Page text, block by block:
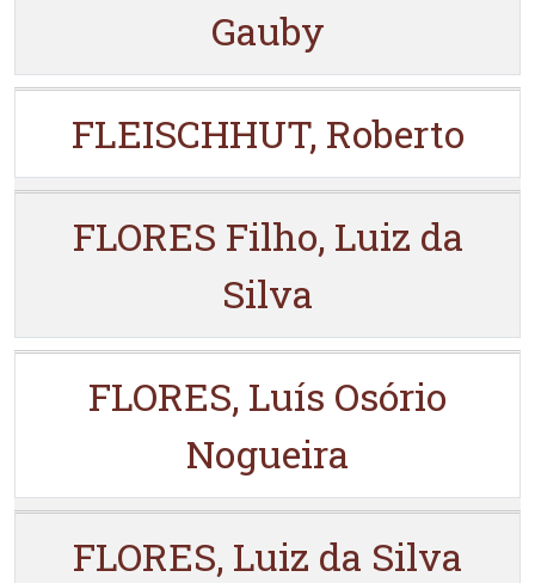
Gauby
FLEISCHHUT, Roberto
FLORES Filho, Luiz da
Silva
FLORES, Luís Osório
Nogueira
FLORES, Luiz da Silva